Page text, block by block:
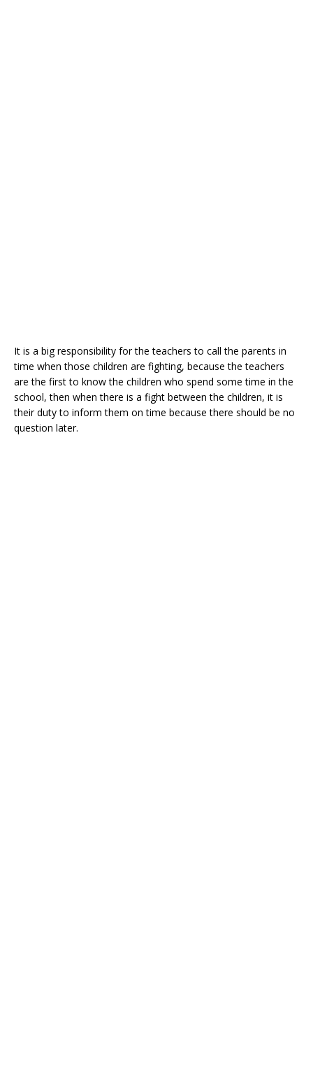
It is a big responsibility for the teachers to call the parents in
time when those children are fighting, because the teachers
are the first to know the children who spend some time in the
school, then when there is a fight between the children, it is
their duty to inform them on time because there should be no
question later.